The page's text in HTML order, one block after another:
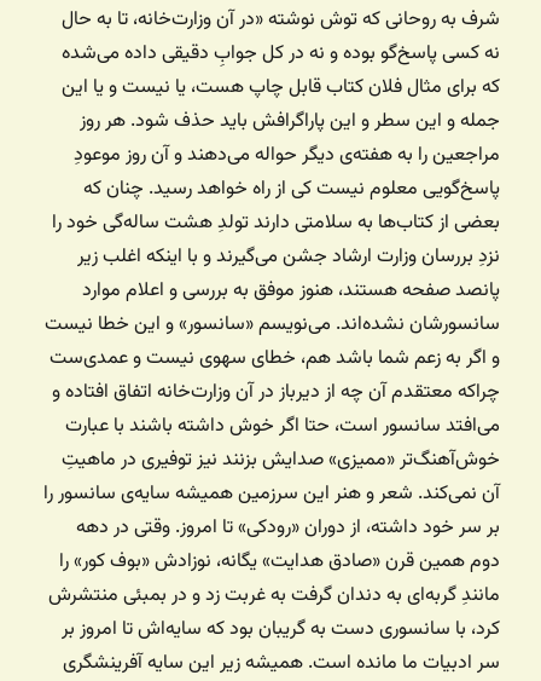
شرف به روحانی که توش نوشته «در آن وزارت‌خانه، تا به حال
نه کسی پاسخ‌گو بوده و نه در کل جوابِ دقیقی داده می‌شده
که برای مثال فلان کتاب قابل چاپ هست، یا نیست و یا این
جمله و این سطر و این پاراگرافش باید حذف شود. هر روز
مراجعین را به هفته‌ی دیگر حواله می‌دهند و آن روز موعودِ
پاسخ‌گویی معلوم نیست کی از راه خواهد رسید. چنان که
بعضی از کتاب‌ها به سلامتی دارند تولدِ هشت ساله‌گی خود را
نزدِ بررسان وزارت ارشاد جشن می‌گیرند و با اینکه اغلب زیر
پانصد صفحه هستند، هنوز موفق به بررسی و اعلام موارد
سانسورشان نشده‌اند. می‌نویسم «سانسور» و این خطا نیست
و اگر به زعم شما باشد هم، خطای سهوی نیست و عمدی‌ست
چراکه معتقدم آن چه از دیرباز در آن وزارت‌خانه اتفاق افتاده و
می‌افتد سانسور است، حتا اگر خوش داشته باشند با عبارت
خوش‌آهنگ‌تر «ممیزی» صدایش بزنند نیز توفیری در ماهیتِ
آن نمی‌کند. شعر و هنر این سرزمین همیشه سایه‌ی سانسور را
بر سر خود داشته، از دوران «رودکی» تا امروز. وقتی در دهه
دوم همین قرن «صادق هدایت» یگانه، نوزادش «بوف کور» را
مانندِ گربه‌ای به دندان ‌گرفت به غربت زد و در بمبئی منتشرش
کرد، با سانسوری دست به گریبان بود که سایه‌اش تا امروز بر
سر ادبیات ما مانده است. همیشه زیر این سایه آفرینشگری